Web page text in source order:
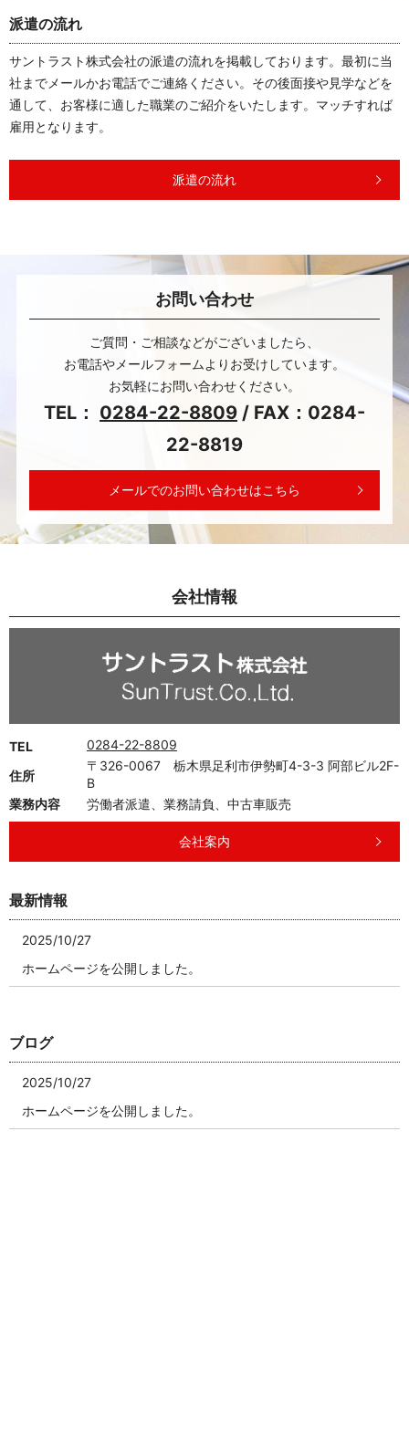
派遣の流れ
サントラスト株式会社の派遣の流れを掲載しております。最初に当
社までメールかお電話でご連絡ください。その後面接や見学などを
通して、お客様に適した職業のご紹介をいたします。マッチすれば
雇用となります。
派遣の流れ
お問い合わせ
ご質問・ご相談などがございましたら、
お電話やメールフォームよりお受けしています。
お気軽にお問い合わせください。
TEL： 0284-22-8809 / FAX：0284-
22-8819
メールでのお問い合わせはこちら
会社情報
TEL
0284-22-8809
住所
〒326-0067 栃木県足利市伊勢町4-3-3 阿部ビル2F-
B
業務内容
労働者派遣、業務請負、中古車販売
会社案内
最新情報
2025/10/27
ホームページを公開しました。
ブログ
2025/10/27
ホームページを公開しました。